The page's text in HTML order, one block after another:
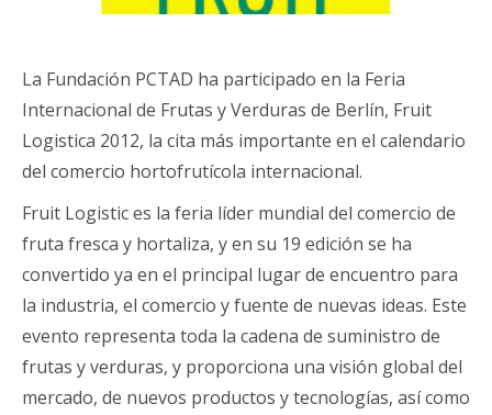
La Fundación PCTAD ha participado en la Feria
Internacional de Frutas y Verduras de Berlín, Fruit
Logistica 2012, la cita más importante en el calendario
del comercio hortofrutícola internacional.
Fruit Logistic es la feria líder mundial del comercio de
fruta fresca y hortaliza, y en su 19 edición se ha
convertido ya en el principal lugar de encuentro para
la industria, el comercio y fuente de nuevas ideas. Este
evento representa toda la cadena de suministro de
frutas y verduras, y proporciona una visión global del
mercado, de nuevos productos y tecnologías, así como